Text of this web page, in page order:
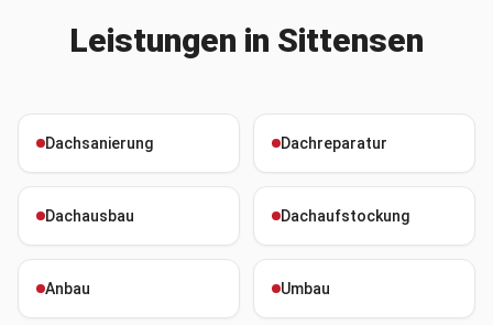
Leistungen in Sittensen
Dachsanierung Dachreparatur
Dachausbau Dachaufstockung
Anbau Umbau